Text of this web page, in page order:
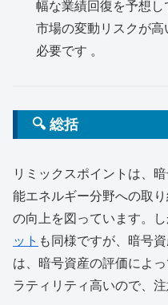
幅な業績回復を予想
市場の変動リスクが
必要です 。
🔍 総括
リミックスポイントは、
能エネルギー分野への取
の向上を図っています。
ット も同様ですが、暗号
は、暗号資産の評価によ
ラティリティ高いので、注